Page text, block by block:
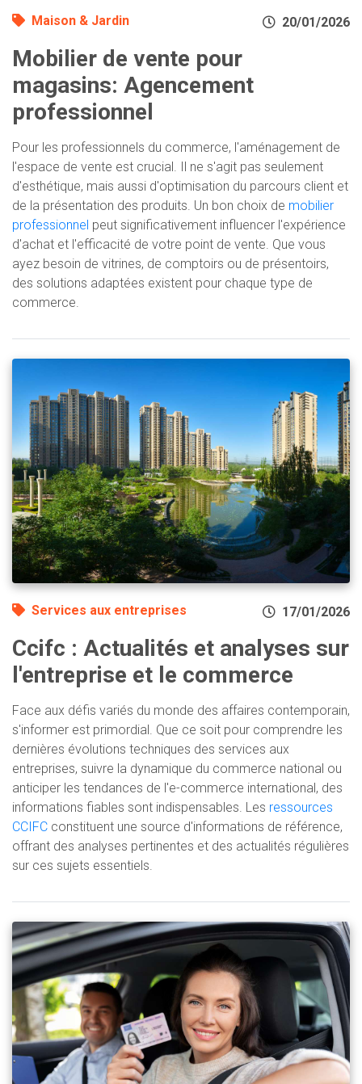
Maison & Jardin 20/01/2026
Mobilier de vente pour
magasins: Agencement
professionnel
Pour les professionnels du commerce, l'aménagement de
l'espace de vente est crucial. Il ne s'agit pas seulement
d'esthétique, mais aussi d'optimisation du parcours client et
de la présentation des produits. Un bon choix de mobilier
professionnel peut significativement influencer l'expérience
d'achat et l'efficacité de votre point de vente. Que vous
ayez besoin de vitrines, de comptoirs ou de présentoirs,
des solutions adaptées existent pour chaque type de
commerce.
Services aux entreprises 17/01/2026
Ccifc : Actualités et analyses sur
l'entreprise et le commerce
Face aux défis variés du monde des affaires contemporain,
s'informer est primordial. Que ce soit pour comprendre les
dernières évolutions techniques des services aux
entreprises, suivre la dynamique du commerce national ou
anticiper les tendances de l'e-commerce international, des
informations fiables sont indispensables. Les ressources
CCIFC constituent une source d'informations de référence,
offrant des analyses pertinentes et des actualités régulières
sur ces sujets essentiels.